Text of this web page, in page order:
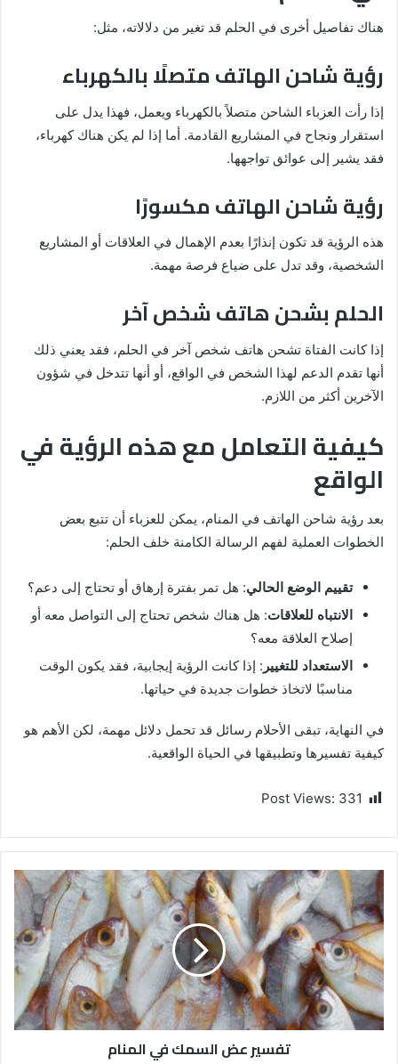
هناك تفاصيل أخرى في الحلم قد تغير من دلالاته، مثل:
رؤية شاحن الهاتف متصلًا بالكهرباء
إذا رأت العزباء الشاحن متصلاً بالكهرباء ويعمل، فهذا يدل على
استقرار ونجاح في المشاريع القادمة. أما إذا لم يكن هناك كهرباء،
فقد يشير إلى عوائق تواجهها.
رؤية شاحن الهاتف مكسورًا
هذه الرؤية قد تكون إنذارًا بعدم الإهمال في العلاقات أو المشاريع
الشخصية، وقد تدل على ضياع فرصة مهمة.
الحلم بشحن هاتف شخص آخر
إذا كانت الفتاة تشحن هاتف شخص آخر في الحلم، فقد يعني ذلك
أنها تقدم الدعم لهذا الشخص في الواقع، أو أنها تتدخل في شؤون
الآخرين أكثر من اللازم.
كيفية التعامل مع هذه الرؤية في
الواقع
بعد رؤية شاحن الهاتف في المنام، يمكن للعزباء أن تتبع بعض
الخطوات العملية لفهم الرسالة الكامنة خلف الحلم:
تقييم الوضع الحالي: هل تمر بفترة إرهاق أو تحتاج إلى دعم؟
الانتباه للعلاقات: هل هناك شخص تحتاج إلى التواصل معه أو
إصلاح العلاقة معه؟
الاستعداد للتغيير : إذا كانت الرؤية إيجابية، فقد يكون الوقت
مناسبًا لاتخاذ خطوات جديدة في حياتها.
في النهاية، تبقى الأحلام رسائل قد تحمل دلائل مهمة، لكن الأهم هو
كيفية تفسيرها وتطبيقها في الحياة الواقعية.
Post Views: 331
تفسير عض السمك في المنام